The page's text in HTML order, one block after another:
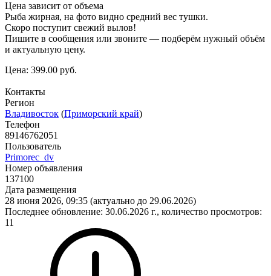
Цена зависит от объема
Рыба жирная, на фото видно средний вес тушки.
Скоро поступит свежий вылов!
Пишите в сообщения или звоните — подберём нужный объём
и актуальную цену.
Цена: 399.00 руб.
Контакты
Регион
Владивосток (Приморский край)
Телефон
89146762051
Пользователь
Primorec_dv
Номер объявления
137100
Дата размещения
28 июня 2026, 09:35 (актуально до 29.06.2026)
Последнее обновление: 30.06.2026 г., количество просмотров:
11